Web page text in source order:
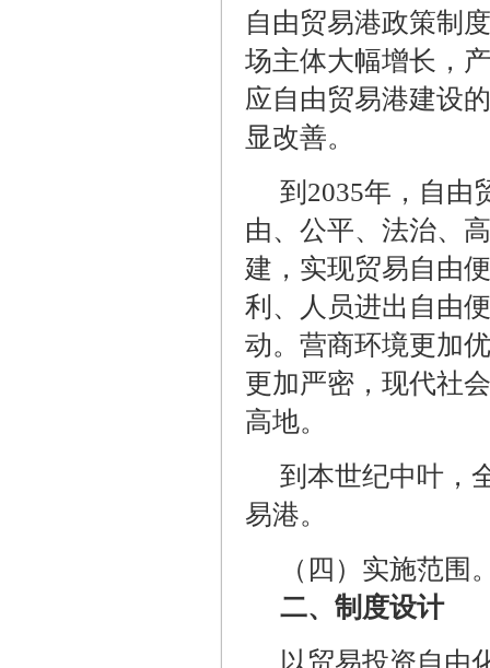
自由贸易港政策制
场主体大幅增长，
应自由贸易港建设
显改善。
到 2035年，自由
由、公平、法治、
建，实现贸易自由
利、人员进出自由
动。营商环境更加
更加严密，现代社
高地。
到本世纪中叶，
易港。
（四）实施范
二、制度设计
以贸易投资自由